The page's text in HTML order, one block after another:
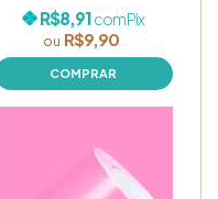
R$9,90
R$8,91comPix